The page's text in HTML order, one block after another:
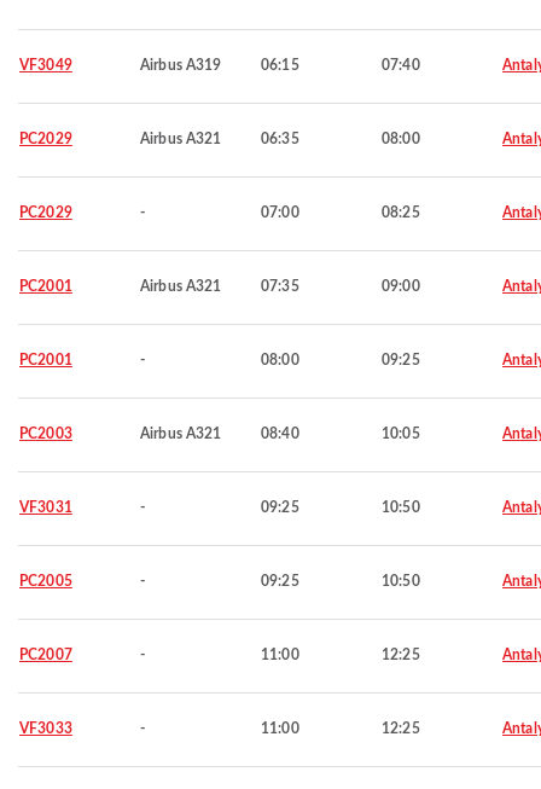
VF3049 Airbus A319 06:15 07:40
PC2029 Airbus A321 06:35 08:00
PC2029 - 07:00 08:25
PC2001 Airbus A321 07:35 09:00
PC2001 - 08:00 09:25
PC2003 Airbus A321 08:40 10:05
VF3031 - 09:25 10:50
PC2005 - 09:25 10:50
PC2007 - 11:00 12:25
VF3033 - 11:00 12:25